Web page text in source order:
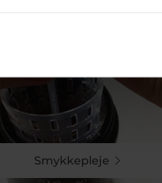
Smykkepleje